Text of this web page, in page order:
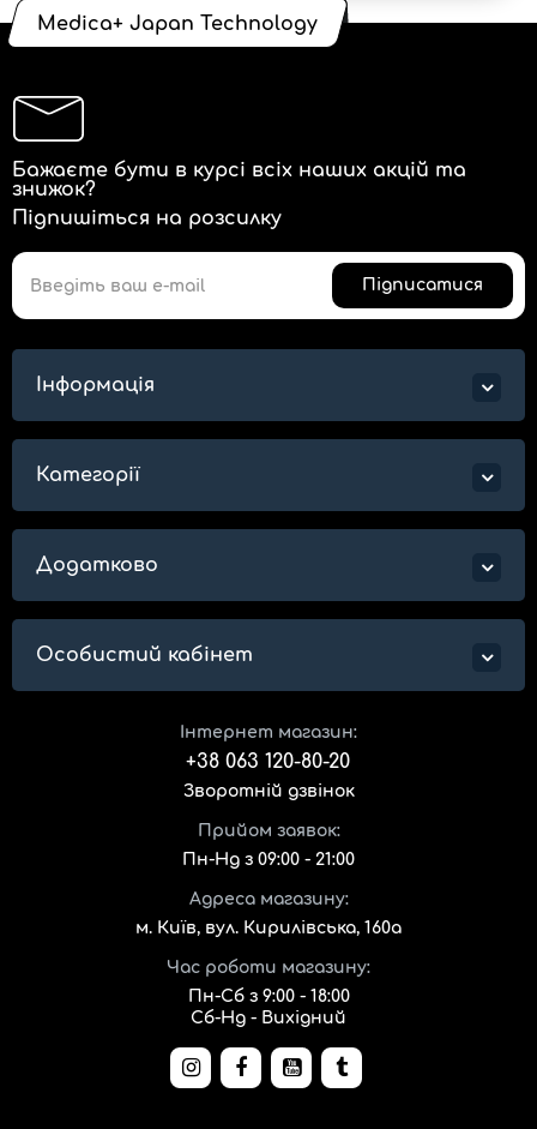
Medica+ Japan Technology
Бажаєте бути в курсі всіх наших акцій та
знижок?
Підпишіться на розсилку
Підписатися
Інформація
Категорії
Додатково
Особистий кабінет
Інтернет магазин:
+38 063 120-80-20
Зворотній дзвінок
Прийом заявок:
Пн-Нд з 09:00 - 21:00
Адреса магазину:
м. Київ, вул. Кирилівська, 160а
Час роботи магазину:
Пн-Сб з 9:00 - 18:00
Сб-Нд - Вихідний